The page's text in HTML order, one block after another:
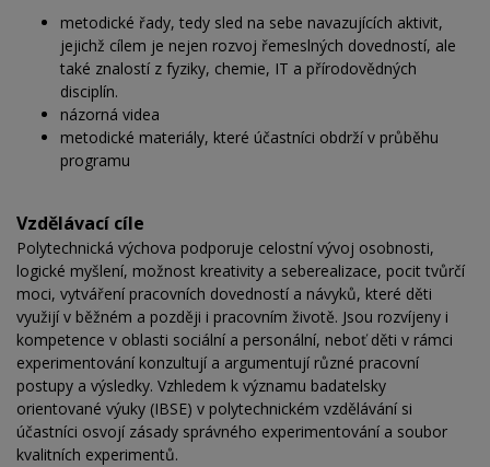
metodické řady, tedy sled na sebe navazujících aktivit,
jejichž cílem je nejen rozvoj řemeslných dovedností, ale
také znalostí z fyziky, chemie, IT a přírodovědných
disciplín.
názorná videa
metodické materiály, které účastníci obdrží v průběhu
programu
Vzdělávací cíle
Polytechnická výchova podporuje celostní vývoj osobnosti,
logické myšlení, možnost kreativity a seberealizace, pocit tvůrčí
moci, vytváření pracovních dovedností a návyků, které děti
využijí v běžném a později i pracovním životě. Jsou rozvíjeny i
kompetence v oblasti sociální a personální, neboť děti v rámci
experimentování konzultují a argumentují různé pracovní
postupy a výsledky. Vzhledem k významu badatelsky
orientované výuky (IBSE) v polytechnickém vzdělávání si
účastníci osvojí zásady správného experimentování a soubor
kvalitních experimentů.